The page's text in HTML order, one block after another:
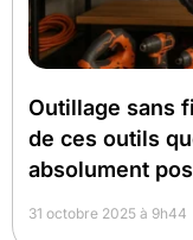
Outillage sans
de ces outils
absolument
31 octobre 2025 à 9h44